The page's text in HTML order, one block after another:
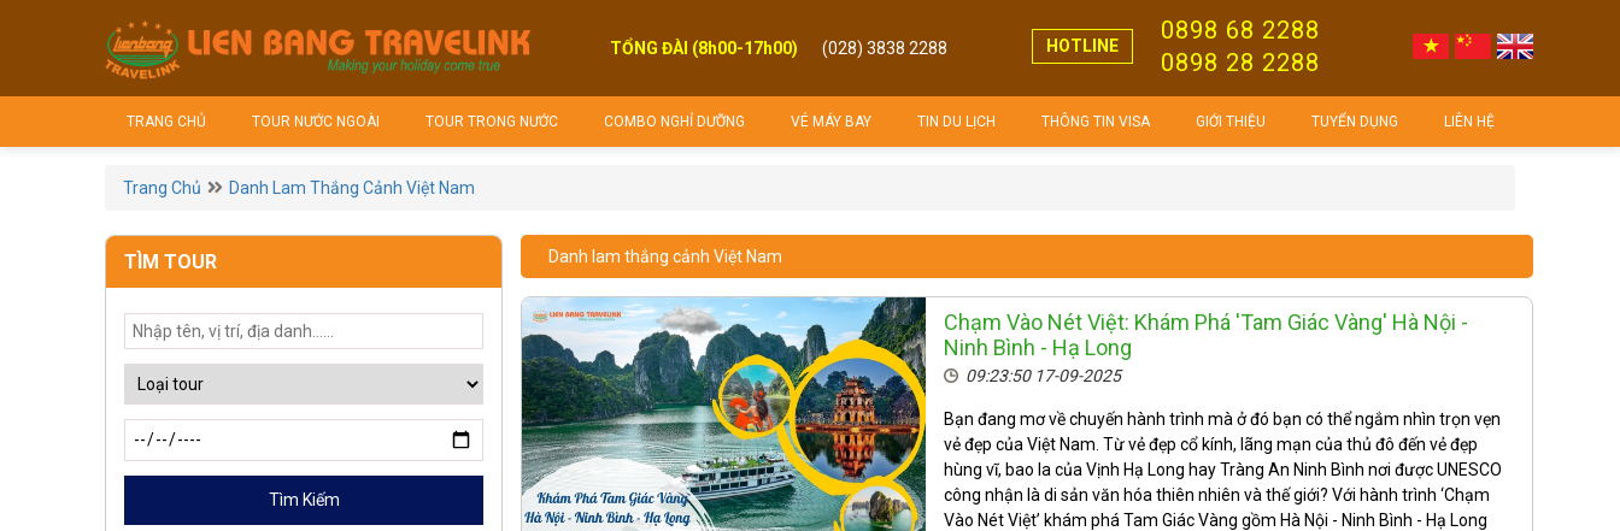
TỔNG ĐÀI (8h00-17h00) (028) 3838 2288
(8h00 - 17h00)
HOTLINE
0898 68 2288
0898 28 2288
TRANG CHỦ TOUR NƯỚC NGOÀI TOUR TRONG NƯỚC COMBO NGHỈ DƯỠNG VÉ MÁY BAY TIN DU LỊCH THÔNG TIN VISA GIỚI THIỆU TUYỂN DỤNG LIÊN HỆ
Trang Chủ Danh Lam Thắng Cảnh Việt Nam
TÌM TOUR
Tìm Kiếm
Danh lam thắng cảnh Việt Nam
Chạm Vào Nét Việt: Khám Phá 'Tam Giác Vàng' Hà Nội -
Ninh Bình - Hạ Long
09:23:50 17-09-2025
Bạn đang mơ về chuyến hành trình mà ở đó bạn có thể ngắm nhìn trọn vẹn
vẻ đẹp của Việt Nam. Từ vẻ đẹp cổ kính, lãng mạn của thủ đô đến vẻ đẹp
hùng vĩ, bao la của Vịnh Hạ Long hay Tràng An Ninh Bình nơi được UNESCO
công nhận là di sản văn hóa thiên nhiên và thế giới? Với hành trình ‘Chạm
Vào Nét Việt’ khám phá Tam Giác Vàng gồm Hà Nội - Ninh Bình - Hạ Long